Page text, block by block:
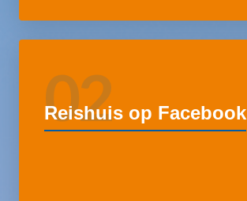
02
Reishuis op Facebook